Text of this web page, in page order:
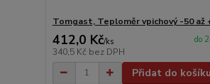
Tomgast, Teploměr vpichový -50 až
412,0 Kč/ks
340,5 Kč bez DPH
do
Přidat do košíku